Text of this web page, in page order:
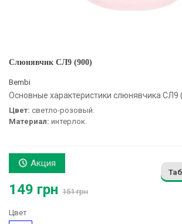
Слюнявчик СЛ9 (900)
Bembi
Основные характеристики слюнявчика СЛ9
Цвет: светло-розовый.
Материал: интерлок.
Акция
149 грн 151 грн
Цвет